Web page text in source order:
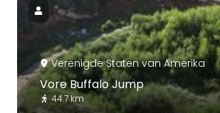
Verenigde Staten van Amerika
Vore Buffalo Jump
44.7 km